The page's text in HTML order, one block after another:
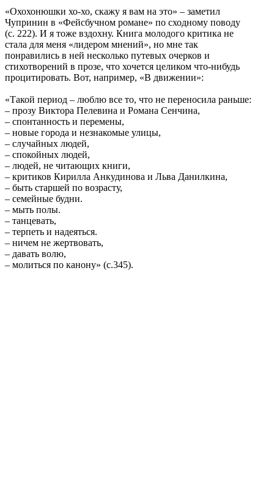
«Охохонюшки хо-хо, скажу я вам на это» – заметил
Чупринин в «Фейсбучном романе» по сходному поводу
(с. 222). И я тоже вздохну. Книга молодого критика не
стала для меня «лидером мнений», но мне так
понравились в ней несколько путевых очерков и
стихотворений в прозе, что хочется целиком что-нибудь
процитировать. Вот, например, «В движении»:
«Такой период – люблю все то, что не переносила раньше:
– прозу Виктора Пелевина и Романа Сенчина,
– спонтанность и перемены,
– новые города и незнакомые улицы,
– случайных людей,
– спокойных людей,
– людей, не читающих книги,
– критиков Кирилла Анкудинова и Льва Данилкина,
– быть старшей по возрасту,
– семейные будни.
– мыть полы.
– танцевать,
– терпеть и надеяться.
– ничем не жертвовать,
– давать волю,
– молиться по канону» (с.345).